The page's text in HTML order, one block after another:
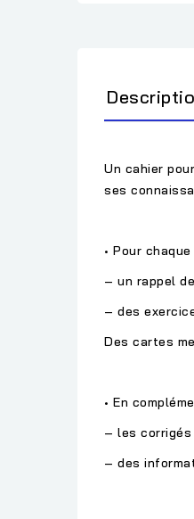
Un cahier
ses
• Pour
– un rappel
– des
Des cartes
• En
– les
– des